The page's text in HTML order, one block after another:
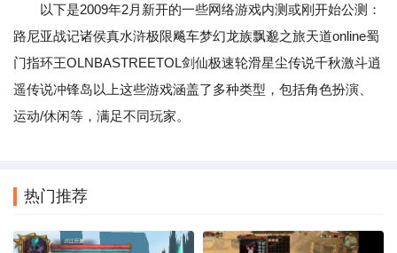
以下是2009年2月新开的一些网络游戏内测或刚开始公测：
路尼亚战记诸侯真水浒极限飚车梦幻龙族飘邈之旅天道online蜀
门指环王OLNBASTREETOL剑仙极速轮滑星尘传说千秋激斗逍
遥传说冲锋岛以上这些游戏涵盖了多种类型，包括角色扮演、
运动/休闲等，满足不同玩家。
热门推荐